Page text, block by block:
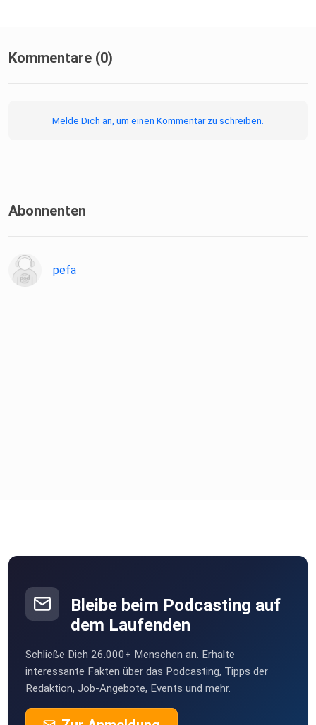
Kommentare (0)
Melde Dich an, um einen Kommentar zu schreiben.
Abonnenten
pefa
Bleibe beim Podcasting auf
dem Laufenden
Schließe Dich 26.000+ Menschen an. Erhalte
interessante Fakten über das Podcasting, Tipps der
Redaktion, Job-Angebote, Events und mehr.